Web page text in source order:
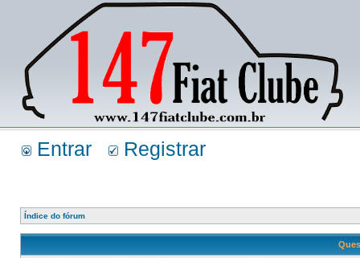
Entrar Registrar
Índice do fórum